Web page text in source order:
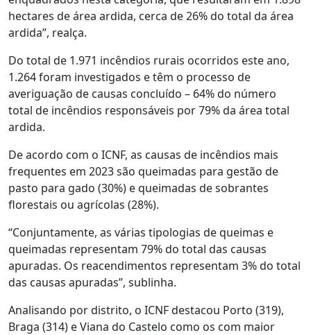
hectares de área ardida, cerca de 26% do total da área
ardida”, realça.
Do total de 1.971 incêndios rurais ocorridos este ano,
1.264 foram investigados e têm o processo de
averiguação de causas concluído – 64% do número
total de incêndios responsáveis por 79% da área total
ardida.
De acordo com o ICNF, as causas de incêndios mais
frequentes em 2023 são queimadas para gestão de
pasto para gado (30%) e queimadas de sobrantes
florestais ou agrícolas (28%).
“Conjuntamente, as várias tipologias de queimas e
queimadas representam 79% do total das causas
apuradas. Os reacendimentos representam 3% do total
das causas apuradas”, sublinha.
Analisando por distrito, o ICNF destacou Porto (319),
Braga (314) e Viana do Castelo como os com maior